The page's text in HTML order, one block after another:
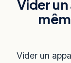
Vider
Vider un